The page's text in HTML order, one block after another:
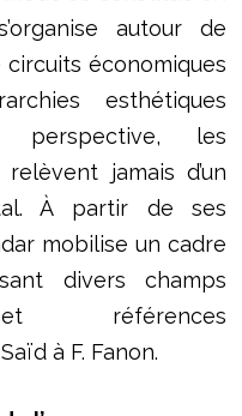
autour de
économiques
esthétiques
perspective, les
jamais d’un
À partir de ses
mobilise un cadre
divers champs
et références
à F. Fanon.